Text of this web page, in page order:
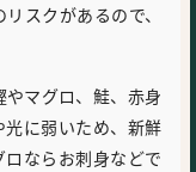
スクがあるので、
マグロ、鮭、赤身
に弱いため、新鮮
ならお刺身などで